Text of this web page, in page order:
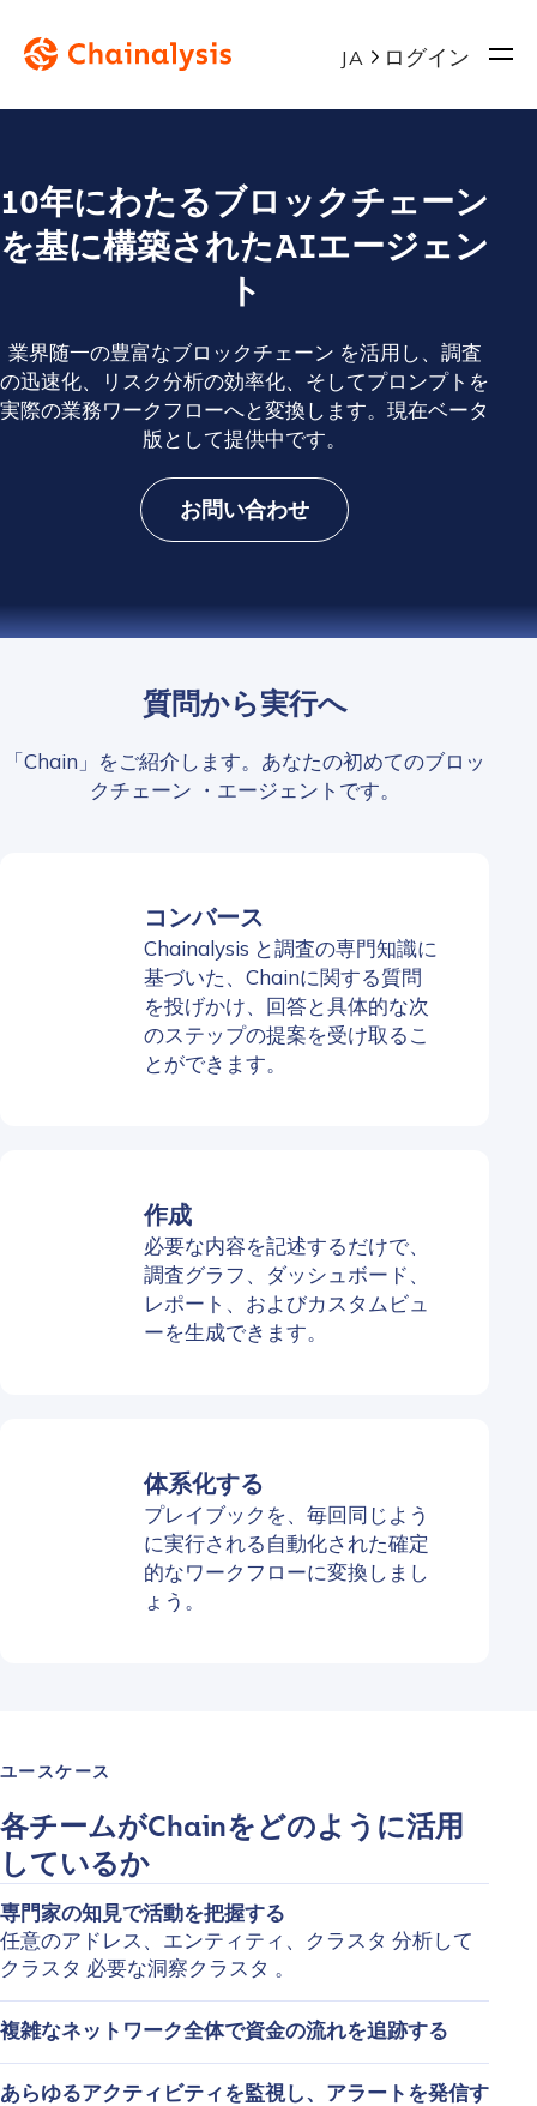
JA ログイン
10年にわたるブロックチェーン
を基に構築されたAIエージェン
ト
業界随一の豊富なブロックチェーン を活用し、調査
の迅速化、リスク分析の効率化、そしてプロンプトを
実際の業務ワークフローへと変換します。現在ベータ
版として提供中です。
お問い合わせ
質問から実行へ
「Chain」をご紹介します。あなたの初めてのブロッ
クチェーン ・エージェントです。
コンバース
Chainalysis と調査の専門知識に
基づいた、Chainに関する質問
を投げかけ、回答と具体的な次
のステップの提案を受け取るこ
とができます。
作成
必要な内容を記述するだけで、
調査グラフ、ダッシュボード、
レポート、およびカスタムビュ
ーを生成できます。
体系化する
プレイブックを、毎回同じよう
に実行される自動化された確定
的なワークフローに変換しまし
ょう。
ユースケース
各チームがChainをどのように活用
しているか
専門家の知見で活動を把握する
任意のアドレス、エンティティ、クラスタ 分析して
クラスタ 必要な洞察クラスタ 。
複雑なネットワーク全体で資金の流れを追跡する
あらゆるアクティビティを監視し、アラートを発信す